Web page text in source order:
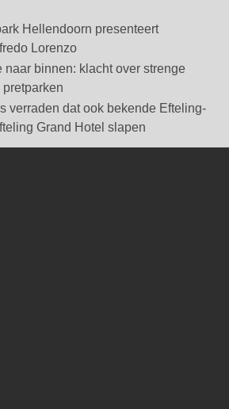
Hellendoorn presenteert
Lorenzo
naar binnen: klacht over strenge
verraden dat ook bekende Efteling-
Grand Hotel slapen